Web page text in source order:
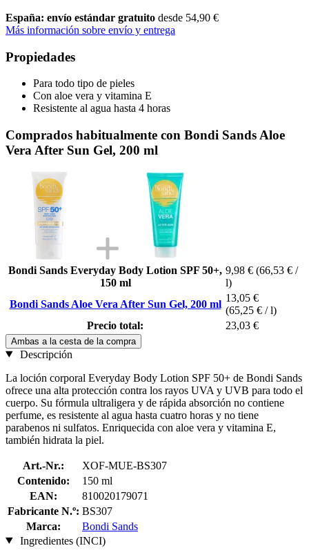
España: envío estándar gratuito desde 54,90 €
Más información sobre envío y entrega
Propiedades
Para todo tipo de pieles
Con aloe vera y vitamina E
Resistente al agua hasta 4 horas
Comprados habitualmente con Bondi Sands Aloe
Vera After Sun Gel, 200 ml
Bondi Sands Everyday Body Lotion SPF 50+,
150 ml
9,98 € (66,53 € /
l)
Bondi Sands Aloe Vera After Sun Gel, 200 ml
13,05 €
(65,25 € / l)
Precio total:
23,03 €
Ambas a la cesta de la compra
Descripción
La loción corporal Everyday Body Lotion SPF 50+ de Bondi Sands
ofrece una alta protección contra los rayos UVA y UVB para todo el
cuerpo. Su fórmula ultraligera y de rápida absorción no contiene
perfume, es resistente al agua hasta cuatro horas y no tiene
parabenos ni sulfatos. Enriquecida con aloe vera y vitamina E,
también hidrata la piel.
Art.-Nr.:
XOF-MUE-BS307
Contenido:
150 ml
EAN:
810020179071
Fabricante N.º: BS307
Marca:
Bondi Sands
Ingredientes (INCI)